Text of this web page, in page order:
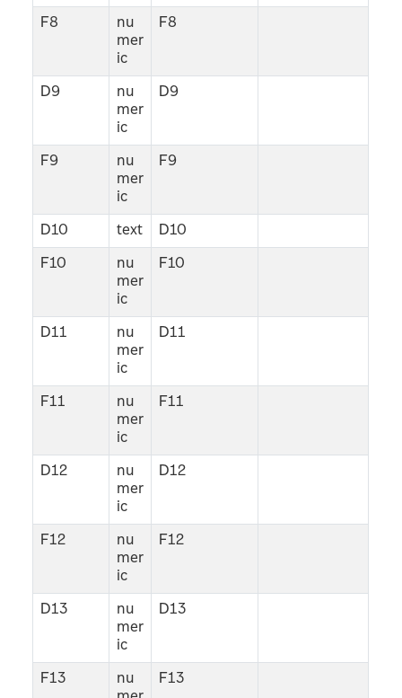
F8
nu
mer
ic
F8
D9
nu
mer
ic
D9
F9
nu
mer
ic
F9
D10 text D10
F10
nu
mer
ic
F10
D11
nu
mer
ic
D11
F11
nu
mer
ic
F11
D12
nu
mer
ic
D12
F12
nu
mer
ic
F12
D13
nu
mer
ic
D13
F13
nu
F13